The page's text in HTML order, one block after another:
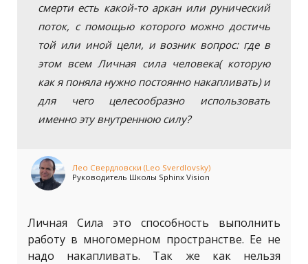
смерти есть какой-то аркан или рунический
поток, с помощью которого можно достичь
той или иной цели, и возник вопрос: где в
этом всем Личная сила человека( которую
как я поняла нужно постоянно накапливать) и
для чего целесообразно использовать
именно эту внутреннюю силу?
Лео Свердловски (Leo Sverdlovsky)
Руководитель Школы Sphinx Vision
Личная Сила это способность выполнить
работу в многомерном пространстве. Ее не
надо накапливать. Так же как нельзя